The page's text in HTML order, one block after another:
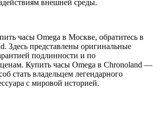
внешней среды.
часы Omega в Москве, обратитесь в
Здесь представлены оригинальные
подлинности и по
Купить часы Omega в Chronoland —
стать владельцем легендарного
с мировой историей.